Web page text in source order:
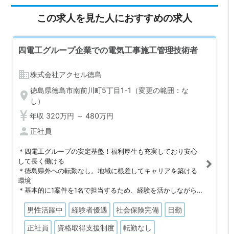
この求人を見た人におすすめの求人
四電工グループ企業での電気工事施工管理技術者
business株式会社アクセル徳島
location_on徳島県徳島市南前川町5丁目1-1（変更の範囲：な
し）
年収 320万円 ～ 480万円
person正社員
＊四電工グループの安定基盤！福利厚生も充実しており安心
して長く働ける
＊徳島県外への転勤なし。地域に根差してキャリアを築ける
環境
＊基本的に1案件を1名で担当するため、経験を活かしながら
＊徳島市内中心の案件が多く、遠方出張は少なめ。無理のな
い働き方が可能
＊社長や役員との距離が近く意思決定がスピーディーであ
男性活躍中 経験者優遇 社会保険完備 日勤
正社員 資格取得支援制度 転勤なし